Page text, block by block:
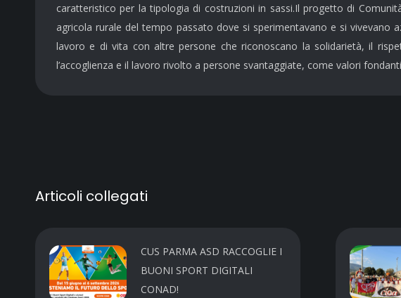
caratteristico per la tipologia di costruzioni in sassi.Il progetto di
agricola rurale del tempo passato dove si sperimentavano e si
lavoro e di vita con altre persone che riconoscano la solidarietà, il
l’accoglienza e il lavoro rivolto a persone svantaggiate, come valori
Articoli collegati
CUS PARMA ASD RACCOGLIE I
BUONI SPORT DIGITALI
CONAD!